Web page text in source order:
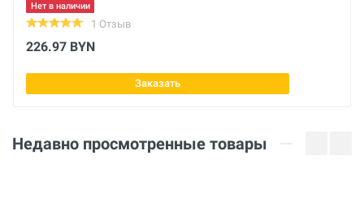
антифриз на основе этиленгликоля
Концентрация
1:10
отложений
Сертификат соответствия
Нет в наличии
1 Отзыв
226.97 BYN
Заказать
Недавно просмотренные товары